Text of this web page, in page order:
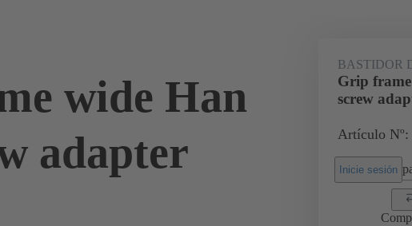
wide Han
adapter
BASTIDOR
Grip
screw
Artículo Nº:
Inicie sesión